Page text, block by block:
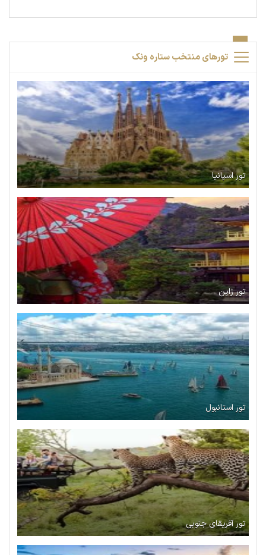
تورهای منتخب ستاره ونک
تور اسپانیا
تور ژاپن
تور استانبول
تور آفریقای جنوبی